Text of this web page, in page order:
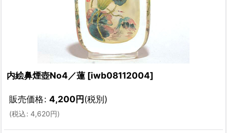
内絵鼻煙壺No4／蓮 [iwb08112004]
販売価格: 4,200円(税別)
(税込: 4,620円)